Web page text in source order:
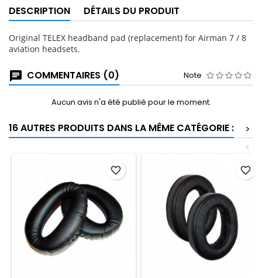
DESCRIPTION DÉTAILS DU PRODUIT
Original TELEX headband pad (replacement) for Airman 7 / 8
aviation headsets.
COMMENTAIRES (0) Note
Aucun avis n'a été publié pour le moment.
16 AUTRES PRODUITS DANS LA MÊME CATÉGORIE :
>
<
favorite_border favorite_border